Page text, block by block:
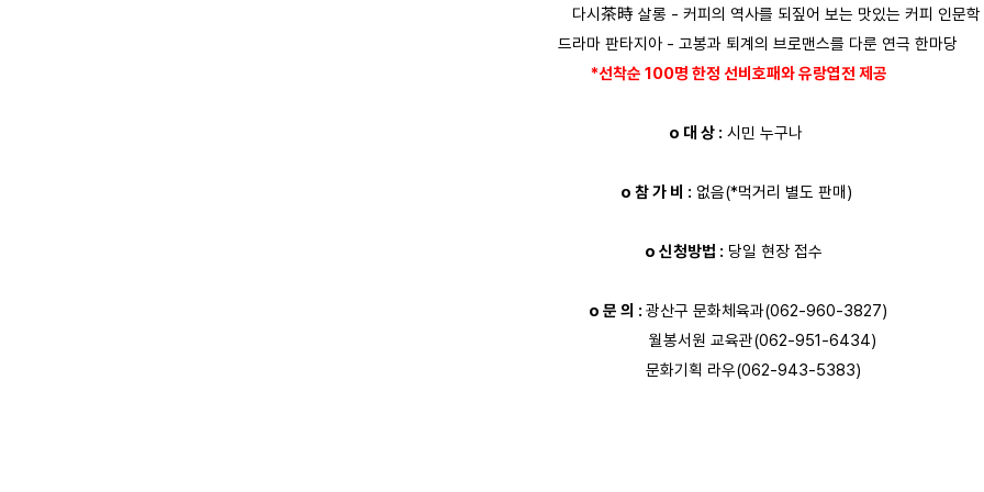
다시茶時 살롱 - 커피의 역사를 되짚어 보는 맛있는 커피 인문학
드라마 판타지아 - 고봉과 퇴계의 브로맨스를 다룬 연극 한마당
*선착순 100명 한정 선비호패와 유랑엽전 제공
o 대 상 : 시민 누구나
o 참 가 비 : 없음(*먹거리 별도 판매)
o 신청방법 : 당일 현장 접수
o 문 의 : 광산구 문화체육과(062-960-3827)
월봉서원 교육관(062-951-6434)
문화기획 라우(062-943-5383)